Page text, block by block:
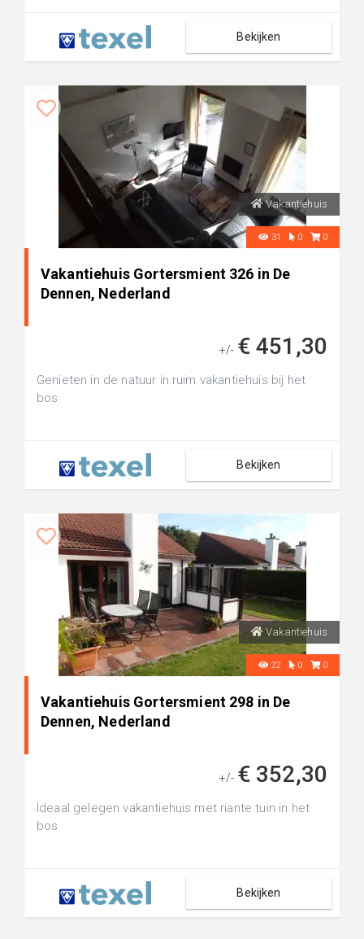
Bekijken
Vakantiehuis
31 0 0
Vakantiehuis Gortersmient 326 in De
Dennen, Nederland
+/- € 451,30
Genieten in de natuur in ruim vakantiehuis bij het
bos
Bekijken
Vakantiehuis
22 0 0
Vakantiehuis Gortersmient 298 in De
Dennen, Nederland
+/- € 352,30
Ideaal gelegen vakantiehuis met riante tuin in het
bos
Bekijken